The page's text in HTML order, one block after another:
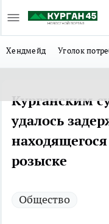
Хендмейд Уголок
Курганским
удалось
розыске
Общество